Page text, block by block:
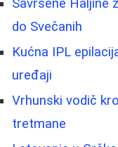
Savršene Haljine
do Svečanih
Kućna IPL
uređaji
Vrhunski vodič
tretmane